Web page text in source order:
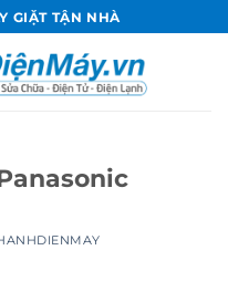
GIẶT TẬN NHÀ